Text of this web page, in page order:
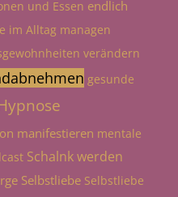
und Essen endlich
im Alltag managen
verändern
gesunde
manifestieren mentale
Schalnk werden
Selbstliebe Selbstliebe